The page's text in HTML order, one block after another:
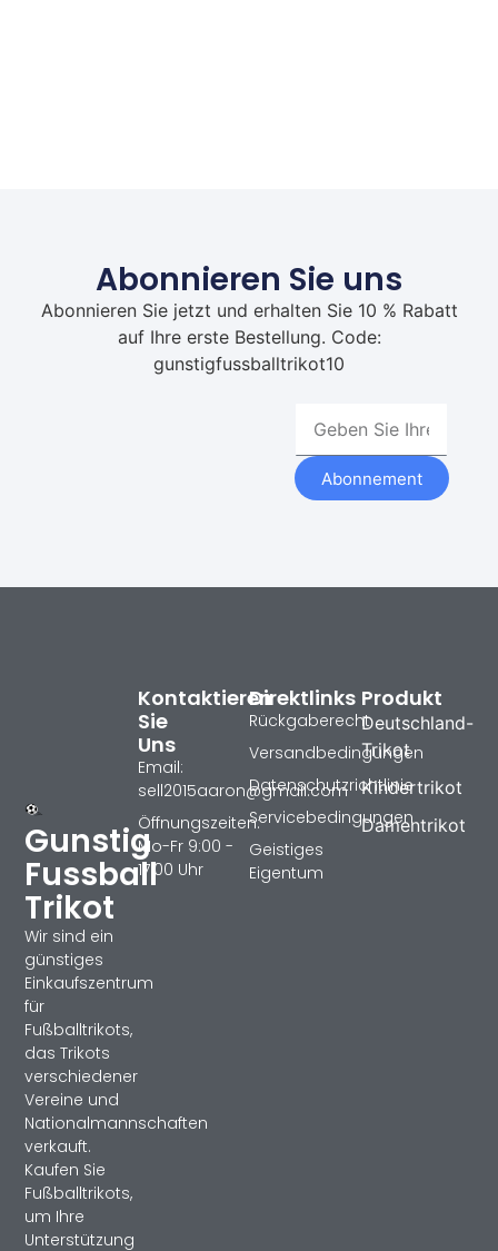
Abonnieren Sie uns
Abonnieren Sie jetzt und erhalten Sie 10 % Rabatt
auf Ihre erste Bestellung. Code:
gunstigfussballtrikot10
Abonnement
Gunstig
Fussball
Trikot
Wir sind ein
günstiges
Einkaufszentrum
für
Fußballtrikots,
das Trikots
verschiedener
Vereine und
Nationalmannschaften
verkauft.
Kaufen Sie
Fußballtrikots,
um Ihre
Unterstützung
Produkt
Deutschland-
Trikot
Kindertrikot
Damentrikot
Direktlinks
Rückgaberecht
Versandbedingungen
Datenschutzrichtlinie
Servicebedingungen
Geistiges
Eigentum
Kontaktieren
Sie
Uns
Email:
sell2015aaron@gmail.com
Öffnungszeiten:
Mo-Fr 9:00 -
17:00 Uhr